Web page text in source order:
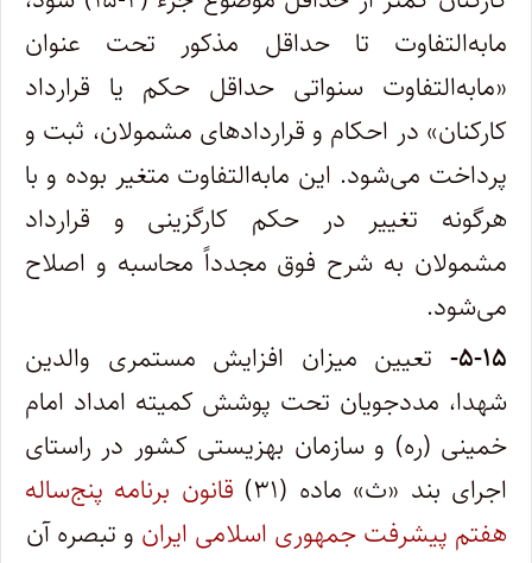
مابه‌التفاوت تا حداقل مذکور تحت عنوان
«مابه‌التفاوت سنواتی حداقل حکم یا قرارداد
کارکنان» در احکام و قراردادهای مشمولان، ثبت و
پرداخت می‌شود. این مابه‌التفاوت متغیر بوده و با
هرگونه تغییر در حکم کارگزینی و قرارداد
مشمولان به شرح فوق مجدداً محاسبه و اصلاح
می‌شود.
۵-۱۵-
تعیین میزان افزایش مستمری والدین
شهدا، مددجویان تحت پوشش کمیته امداد امام
خمینی (ره) و سازمان بهزیستی کشور در راستای
اجرای بند «ث» ماده (۳۱)
قانون برنامه پنج‌ساله
هفتم پیشرفت جمهوری اسلامی ایران و تبصره آن